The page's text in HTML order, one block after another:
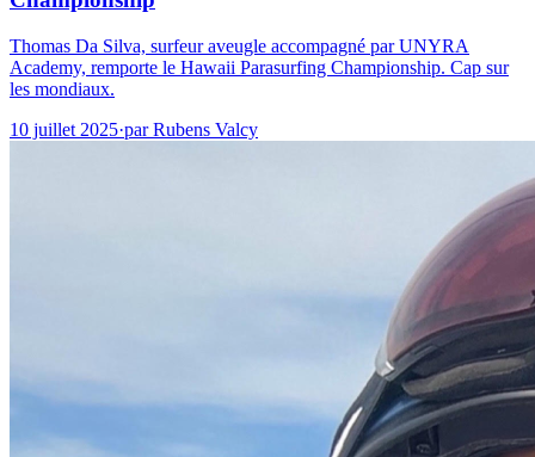
Thomas Da Silva, surfeur aveugle accompagné par UNYRA
Academy, remporte le Hawaii Parasurfing Championship. Cap sur
les mondiaux.
10 juillet 2025·par Rubens Valcy